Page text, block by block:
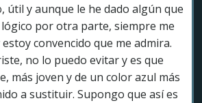
útil y aunque le he dado algún que
por otra parte, siempre me
convencido que me admira.
no lo puedo evitar y es que
más joven y de un color azul más
a sustituir. Supongo que así es